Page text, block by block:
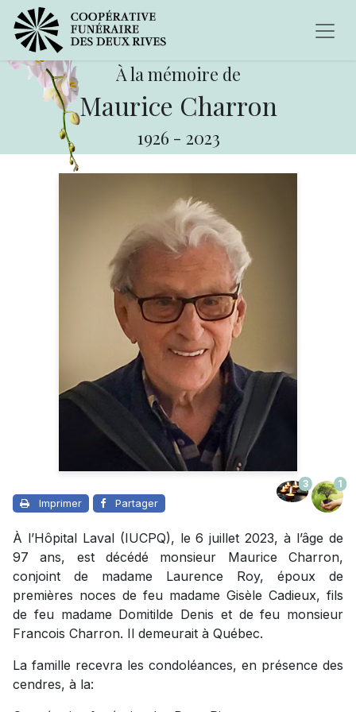
À la mémoire de
Maurice Charron
1926 - 2023
Imprimer Partager
3 1
À l’Hôpital Laval (IUCPQ), le 6 juillet 2023, à l’âge de
97 ans, est décédé monsieur Maurice Charron,
conjoint de madame Laurence Roy, époux de
premières noces de feu madame Gisèle Cadieux, fils
de feu madame Domitilde Denis et de feu monsieur
Francois Charron. Il demeurait à Québec.
La famille recevra les condoléances, en présence des
cendres, à la: